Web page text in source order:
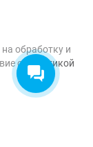
обработку и
с Политикой